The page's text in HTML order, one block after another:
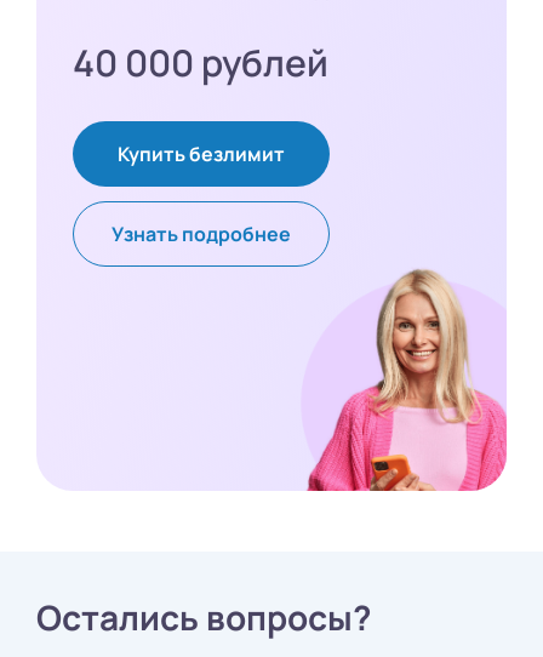
40 000 рублей
Купить безлимит
Узнать подробнее
Остались вопросы?